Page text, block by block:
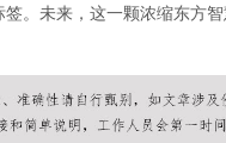
签。未来，这一颗浓缩东方